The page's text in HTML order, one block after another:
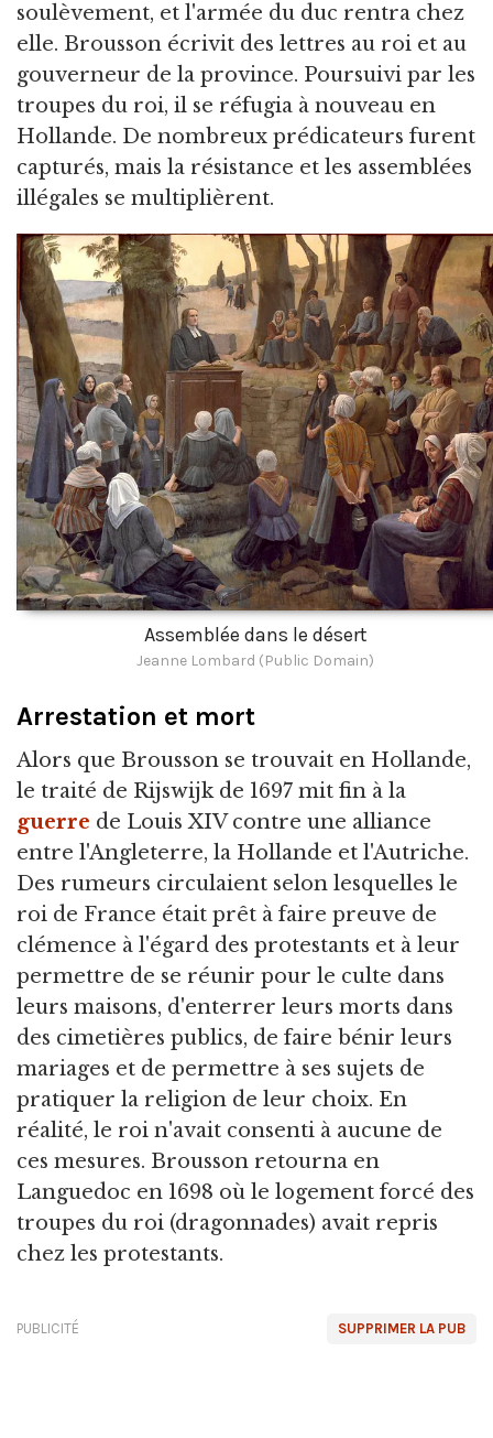
soulèvement, et l'armée du duc rentra chez
elle. Brousson écrivit des lettres au roi et au
gouverneur de la province. Poursuivi par les
troupes du roi, il se réfugia à nouveau en
Hollande. De nombreux prédicateurs furent
capturés, mais la résistance et les assemblées
illégales se multiplièrent.
Assemblée dans le désert
Jeanne Lombard (Public Domain)
Arrestation et mort
Alors que Brousson se trouvait en Hollande,
le traité de Rijswijk de 1697 mit fin à la
guerre de Louis XIV contre une alliance
entre l'Angleterre, la Hollande et l'Autriche.
Des rumeurs circulaient selon lesquelles le
roi de France était prêt à faire preuve de
clémence à l'égard des protestants et à leur
permettre de se réunir pour le culte dans
leurs maisons, d'enterrer leurs morts dans
des cimetières publics, de faire bénir leurs
mariages et de permettre à ses sujets de
pratiquer la religion de leur choix. En
réalité, le roi n'avait consenti à aucune de
ces mesures. Brousson retourna en
Languedoc en 1698 où le logement forcé des
troupes du roi (dragonnades) avait repris
chez les protestants.
SUPPRIMER LA PUB
PUBLICITÉ